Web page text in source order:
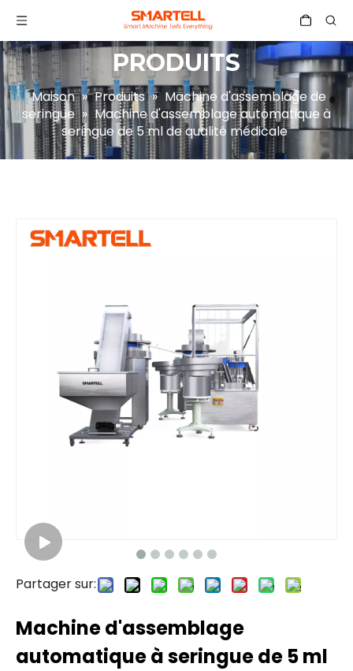
PRODUITS
Maison » Produits » Machine d'assemblage de
seringue » Machine d'assemblage automatique à
seringue de 5 ml de qualité médicale
Partager sur:
Machine d'assemblage
automatique à seringue de 5 ml